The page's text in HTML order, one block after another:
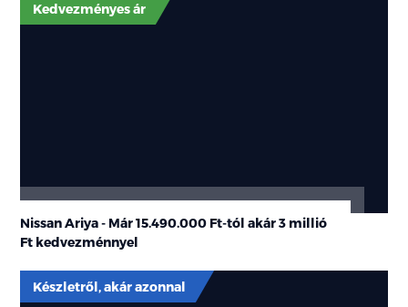
Nissan Ariya - Már15.490.000 Ft-tól akár3 millió
Ft kedvezménnyel
Kedvezményes ár
Készletről, akár azonnal